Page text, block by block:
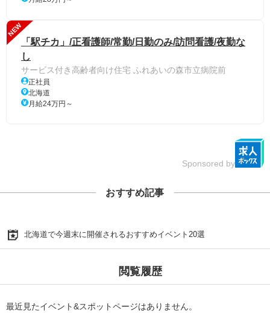
NEW
「駅チカ」/正看護師/常勤/日勤のみ/訪問看護/夜勤な
し
サービス付き高齢者向け住宅 ふれあいの森市立病院前
正社員
北海道
月給24万円～
Sponsored by
おすすめ記事
北海道で今週末に開催されるおすすめイベント20選
閲覧履歴
最近見たイベント&スポットページはありません。